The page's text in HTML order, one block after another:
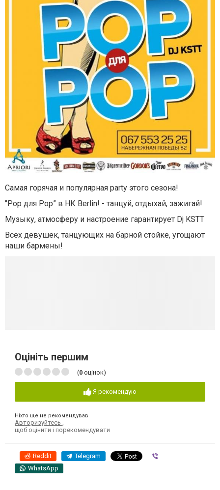
Самая горячая и популярная party этого сезона!
"Pop для Pop” в НК Berlin! - танцуй, отдыхай, зажигай!
Музыку, атмосферу и настроение гарантирует Dj KSTT
Всех девушек, танцующих на барной стойке, угощают
наши бармены!
Оцініть першим
(0 оцінок)
Я рекомендую
Ніхто ще не рекомендував
Авторизуйтесь ,
щоб оцінити і порекомендувати
Reddit Telegram
WhatsApp